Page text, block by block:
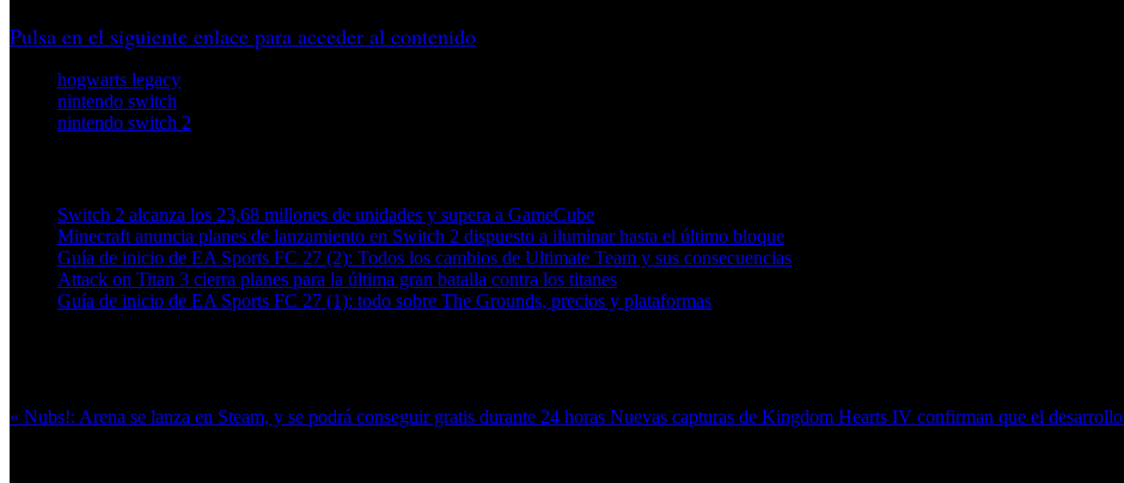
Pulsa en el siguiente enlace para acceder al contenido
hogwarts legacy
nintendo switch
nintendo switch 2
Switch 2 alcanza los 23,68 millones de unidades y supera a GameCube
Minecraft anuncia planes de lanzamiento en Switch 2 dispuesto a iluminar hasta el último bloque
Guía de inicio de EA Sports FC 27 (2): Todos los cambios de Ultimate Team y sus consecuencias
Attack on Titan 3 cierra planes para la última gran batalla contra los titanes
Guía de inicio de EA Sports FC 27 (1): todo sobre The Grounds, precios y plataformas
« Nubs!: Arena se lanza en Steam, y se podrá conseguir gratis durante 24 horas Nuevas capturas de Kingdom Hearts IV confirman que el